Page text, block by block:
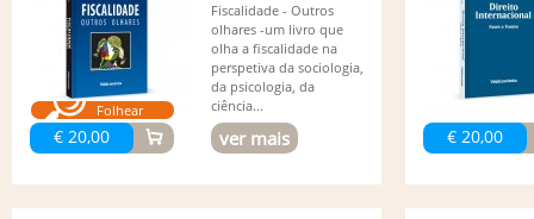
Folhear
€ 20,00
Fiscalidade - Outros
olhares -um livro que
olha a fiscalidade na
perspetiva da sociologia,
da psicologia, da
ciência...
ver mais € 20,00